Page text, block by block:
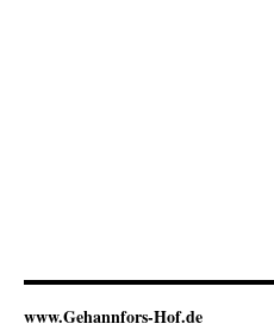
www.Gehannfors-Hof.de